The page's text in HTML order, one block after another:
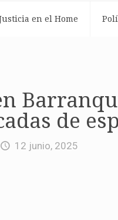
en el Home
de
12 junio, 2025